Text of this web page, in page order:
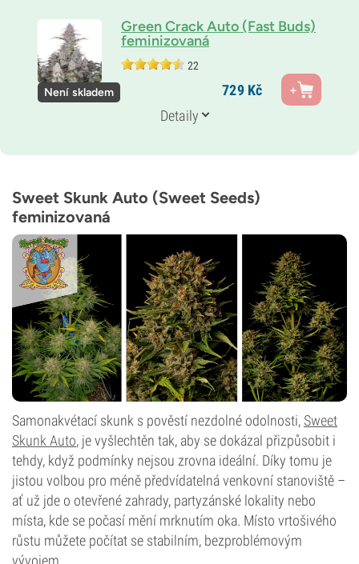
Green Crack Auto (Fast Buds)
feminizovaná
22
Genetika
45 % Indika /
9–10 týdnů od semínka po sklizeň
20 %
0–1 %
Typ kvetení
Samonakvétací
Není skladem 729Kč
Detaily
Sweet Skunk Auto (Sweet Seeds)
feminizovaná
Samonakvétací skunk s pověstí nezdolné odolnosti, Sweet
Skunk Auto, je vyšlechtěn tak, aby se dokázal přizpůsobit i
tehdy, když podmínky nejsou zrovna ideální. Díky tomu je
jistou volbou pro méně předvídatelná venkovní stanoviště –
ať už jde o otevřené zahrady, partyzánské lokality nebo
místa, kde se počasí mění mrknutím oka. Místo vrtošivého
růstu můžete počítat se stabilním, bezproblémovým
vývojem.